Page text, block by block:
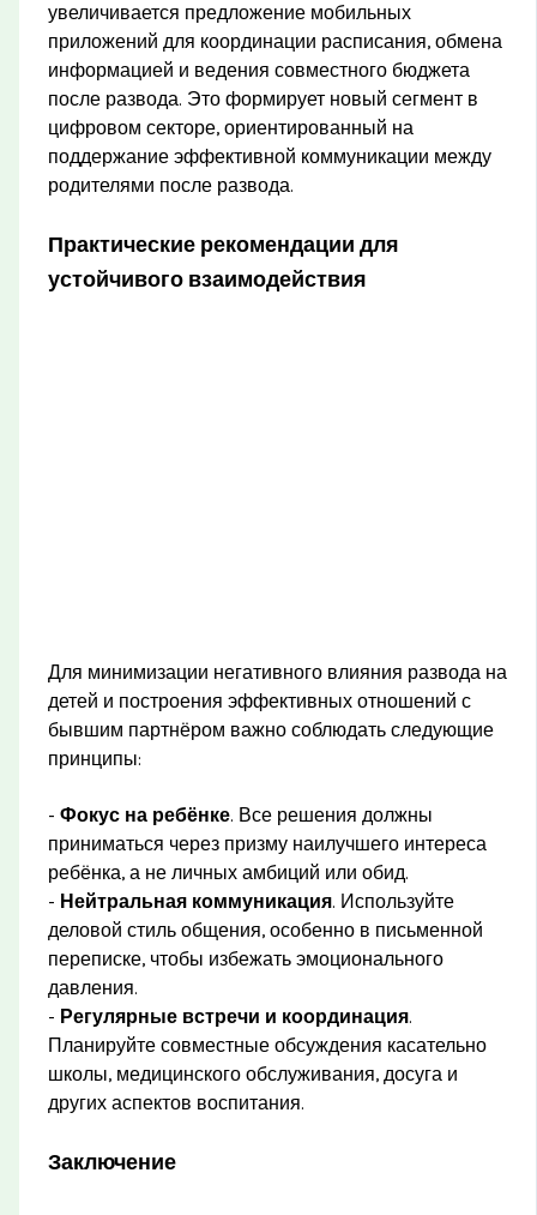
увеличивается предложение мобильных
приложений для координации расписания, обмена
информацией и ведения совместного бюджета
после развода. Это формирует новый сегмент в
цифровом секторе, ориентированный на
поддержание эффективной коммуникации между
родителями после развода.
Практические рекомендации для
устойчивого взаимодействия
Для минимизации негативного влияния развода на
детей и построения эффективных отношений с
бывшим партнёром важно соблюдать следующие
принципы:
-Фокус на ребёнке. Все решения должны
приниматься через призму наилучшего интереса
ребёнка, а не личных амбиций или обид.
- Нейтральная коммуникация. Используйте
деловой стиль общения, особенно в письменной
переписке, чтобы избежать эмоционального
давления.
- Регулярные встречи и координация.
Планируйте совместные обсуждения касательно
школы, медицинского обслуживания, досуга и
других аспектов воспитания.
Заключение